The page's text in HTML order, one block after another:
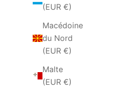
(EUR €)
Macédoine
du Nord
(EUR €)
Malte
(EUR €)